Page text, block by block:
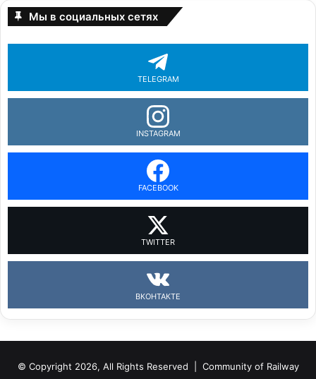
Мы в социальных сетях
TELEGRAM
INSTAGRAM
FACEBOOK
TWITTER
ВКОНТАКТЕ
© Copyright 2026, All Rights Reserved | Community of Railway